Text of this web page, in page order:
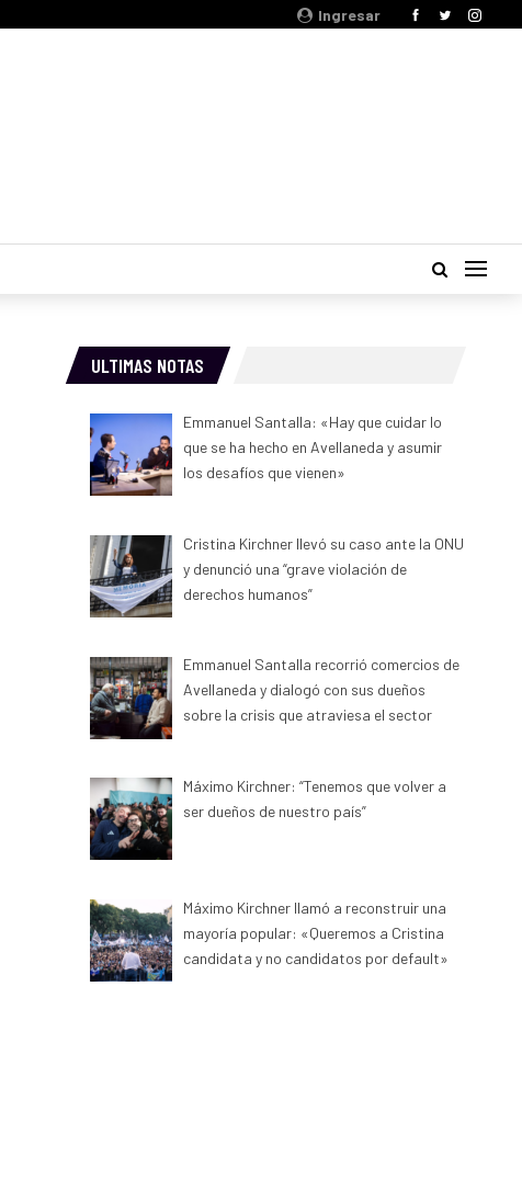
Ingresar
ULTIMAS NOTAS
Emmanuel Santalla: «Hay que cuidar lo
que se ha hecho en Avellaneda y asumir
los desafíos que vienen»
Cristina Kirchner llevó su caso ante la ONU
y denunció una “grave violación de
derechos humanos”
Emmanuel Santalla recorrió comercios de
Avellaneda y dialogó con sus dueños
sobre la crisis que atraviesa el sector
Máximo Kirchner: “Tenemos que volver a
ser dueños de nuestro país”
Máximo Kirchner llamó a reconstruir una
mayoría popular: «Queremos a Cristina
candidata y no candidatos por default»